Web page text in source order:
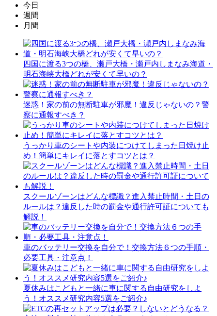
今日
週間
月間
四国に渡る3つの橋、瀬戸大橋・瀬戸内しまなみ海道・
明石海峡大橋どれが安くて早いの？
迷惑！家の前の無断駐車が邪魔！違反じゃないの？警
察に通報すべき？
うっかり車のシートや内装につけてしまった日焼け止
め！簡単にキレイに落とすコツとは？
スクールゾーンはどんな標識？進入禁止時間・土日の
ルールは？違反した時の罰金や通行許可証についても
解説！
車のバッテリー交換を自分で！交換方法６つの手順・
必要工具・注意点！
夏休みはこどもと一緒に車に関する自由研究をしよ
う！オススメ研究内容5選をご紹介♪